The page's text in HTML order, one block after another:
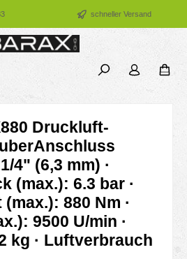
schneller Versand
Druckluft-
4" (6,3 mm) ·
(max.): 6.3 bar ·
880 Nm ·
9500 U/min ·
kg · Luftverbrauch